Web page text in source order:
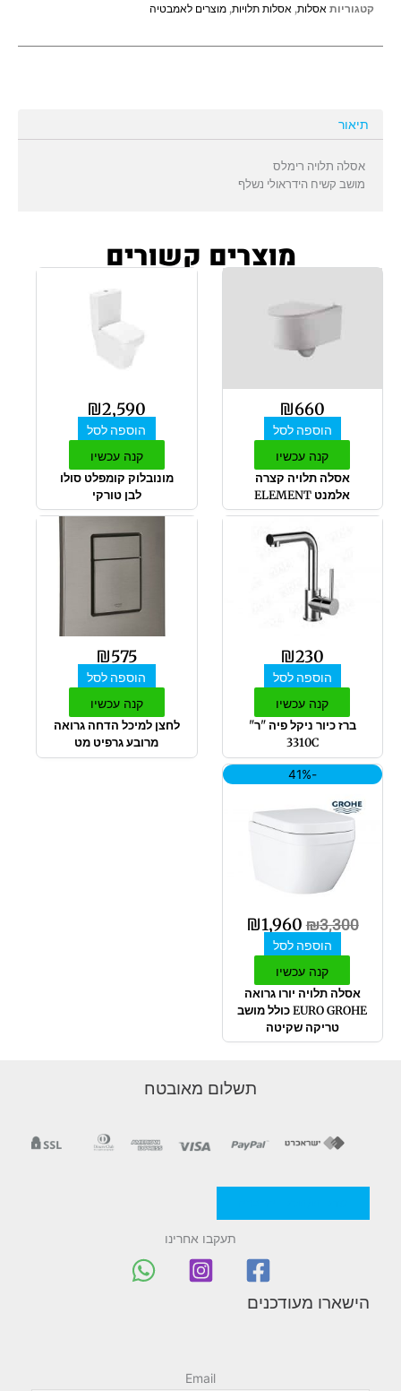
קטגוריות אסלות, אסלות תלויות, מוצרים לאמבטיה
תיאור
אסלה תלויה רימלס
מושב קשיח הידראולי נשלף
מוצרים קשורים
₪660
הוספה לסל
קנה עכשיו
אסלה תלויה קצרה
אלמנט ELEMENT
₪2,590
הוספה לסל
קנה עכשיו
מונובלוק קומפלט סולו
לבן טורקי
₪230
הוספה לסל
קנה עכשיו
ברז כיור ניקל פיה "ר"
3310C
₪575
הוספה לסל
קנה עכשיו
לחצן למיכל הדחה גרואה
מרובע גרפיט מט
-41%
₪3,300
המחיר
היה:
₪3,300.
₪1,960
המחיר
הוספה לסל
קנה עכשיו
אסלה תלויה יורו גרואה
EURO GROHE כולל מושב
טריקה שקיטה
תשלום מאובטח
תעקבו אחרינו
הישארו מעודכנים
Email